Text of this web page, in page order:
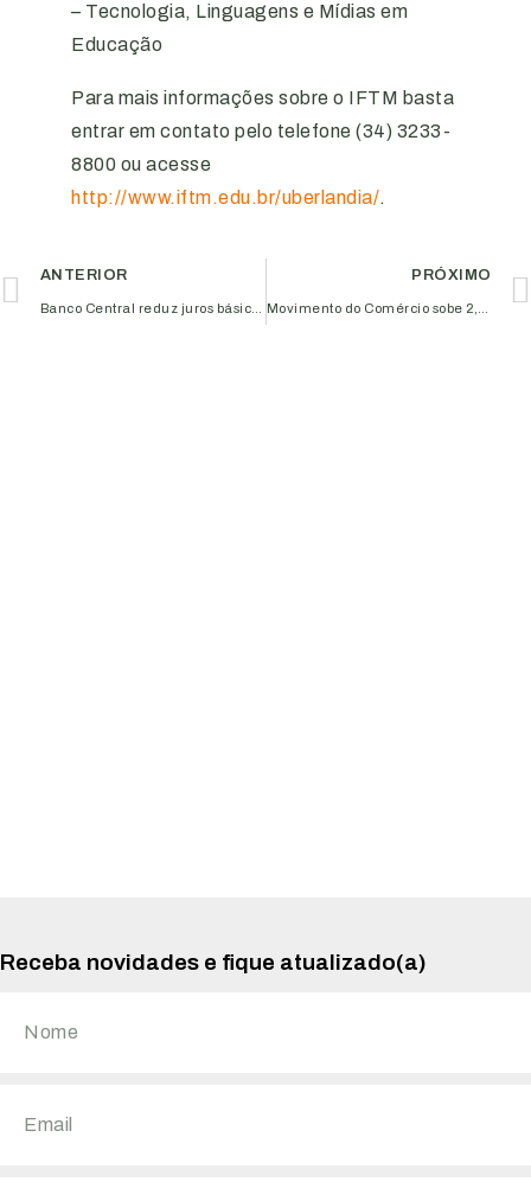
– Tecnologia, Linguagens e Mídias em
Educação
Para mais informações sobre o IFTM basta
entrar em contato pelo telefone (34) 3233-
8800 ou acesse
http://www.iftm.edu.br/uberlandia/.
ANTERIOR PRÓXIMO
Receba novidades e fique atualizado(a)